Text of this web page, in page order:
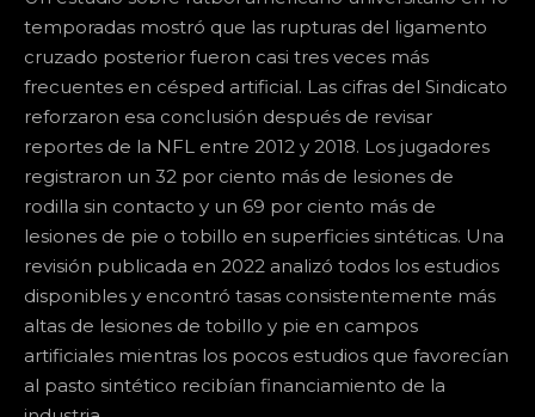
temporadas mostró que las rupturas del ligamento
cruzado posterior fueron casi tres veces más
frecuentes en césped artificial. Las cifras del Sindicato
reforzaron esa conclusión después de revisar
reportes de la NFL entre 2012 y 2018. Los jugadores
registraron un 32 por ciento más de lesiones de
rodilla sin contacto y un 69 por ciento más de
lesiones de pie o tobillo en superficies sintéticas. Una
revisión publicada en 2022 analizó todos los estudios
disponibles y encontró tasas consistentemente más
altas de lesiones de tobillo y pie en campos
artificiales mientras los pocos estudios que favorecían
al pasto sintético recibían financiamiento de la